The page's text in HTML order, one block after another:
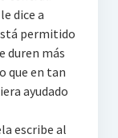
dice a
permitido
duren más
que en tan
ayudado
escribe al